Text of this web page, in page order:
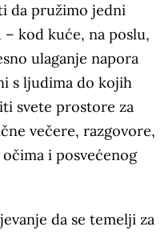
da pružimo jedni
kod kuće, na poslu,
ulaganje napora
s ljudima do kojih
svete prostore za
večere, razgovore,
i posvećenog
da se temelji za